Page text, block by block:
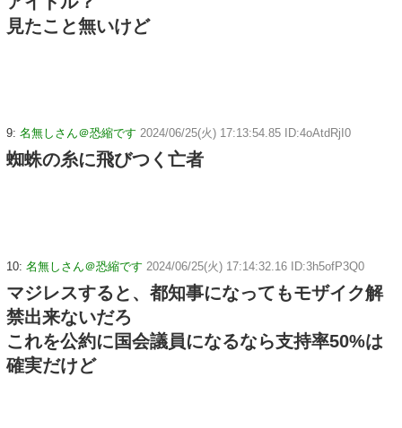
見たこと無いけど
9: 名無しさん＠恐縮です 2024/06/25(火) 17:13:54.85 ID:4oAtdRjI0
蜘蛛の糸に飛びつく亡者
10: 名無しさん＠恐縮です 2024/06/25(火) 17:14:32.16 ID:3h5ofP3Q0
マジレスすると、都知事になってもモザイク解
禁出来ないだろ
これを公約に国会議員になるなら支持率50%は
確実だけど